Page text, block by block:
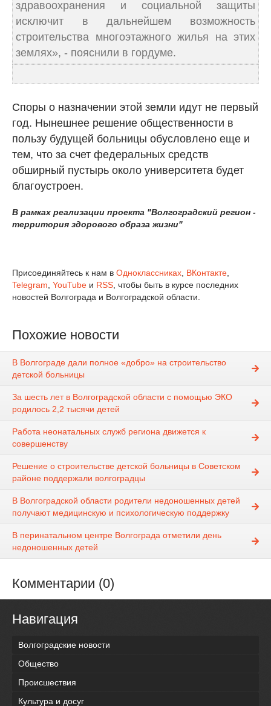
здравоохранения и социальной защиты
исключит в дальнейшем возможность
строительства многоэтажного жилья на этих
землях», - пояснили в гордуме.
Споры о назначении этой земли идут не первый
год. Нынешнее решение общественности в
пользу будущей больницы обусловлено еще и
тем, что за счет федеральных средств
обширный пустырь около университета будет
благоустроен.
В рамках реализации проекта "Волгоградский регион -
территория здорового образа жизни"
Присоединяйтесь к нам в Одноклассниках ВКонтакте
Telegram YouTube и RSS , чтобы быть в курсе последних
новостей Волгограда и Волгоградской области.
Похожие новости
В Волгограде дали полное «добро» на строительство
детской больницы
За шесть лет в Волгоградской области с помощью ЭКО
родилось 2,2 тысячи детей
Работа неонатальных служб региона движется к
совершенству
Решение о строительстве детской больницы в Советском
районе поддержали волгоградцы
В Волгоградской области родители недоношенных детей
получают медицинскую и психологическую поддержку
В перинатальном центре Волгограда отметили день
недоношенных детей
Комментарии (0)
Навигация
Волгоградские новости
Общество
Происшествия
Культура и досуг